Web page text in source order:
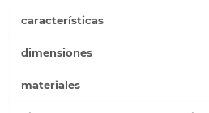
características
dimensiones
materiales